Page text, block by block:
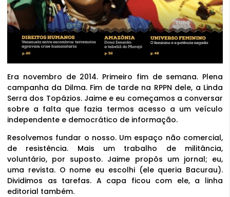
Era novembro de 2014. Primeiro fim de semana. Plena
campanha da Dilma. Fim de tarde na RPPN dele, a Linda
Serra dos Topázios. Jaime e eu começamos a conversar
sobre a falta que fazia termos acesso a um veículo
independente e democrático de informação.
Resolvemos fundar o nosso. Um espaço não comercial,
de resistência. Mais um trabalho de militância,
voluntário, por suposto. Jaime propôs um jornal; eu,
uma revista. O nome eu escolhi (ele queria Bacurau).
Dividimos as tarefas. A capa ficou com ele, a linha
editorial também.